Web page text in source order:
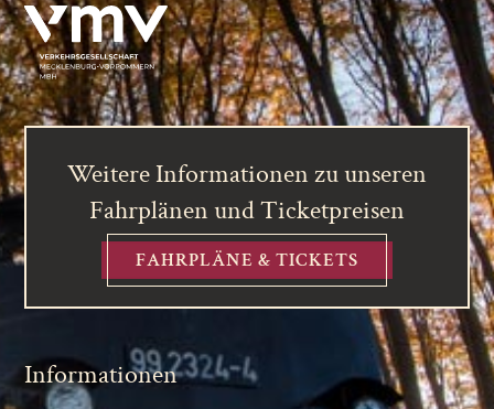
Weitere Informationen zu unseren
Fahrplänen und Ticketpreisen
FAHRPLÄNE & TICKETS
Informationen